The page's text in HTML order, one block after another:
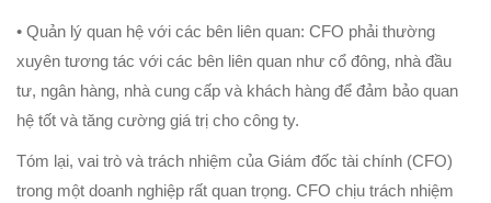
• Quản lý quan hệ với các bên liên quan: CFO phải thường
xuyên tương tác với các bên liên quan như cổ đông, nhà đầu
tư, ngân hàng, nhà cung cấp và khách hàng để đảm bảo quan
hệ tốt và tăng cường giá trị cho công ty.
Tóm lại, vai trò và trách nhiệm của Giám đốc tài chính (CFO)
trong một doanh nghiệp rất quan trọng. CFO chịu trách nhiệm